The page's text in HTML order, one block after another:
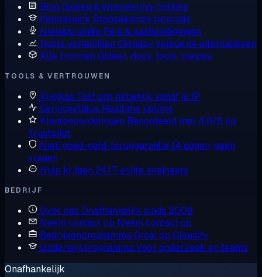
Blog Gidsen & engineering-notities
Kennisbank Stapsgewijze tutorials
Nieuwsruimte Pers & aankondigingen
Hosts vergelijken Cloudzy versus de alternatieven
Alle bronnen Gidsen, docs, tools, nieuws
TOOLS & VERTROUWEN
Kijkglas Test ons netwerk vanaf je IP
Servicestatus Realtime uptime
Klantbeoordelingen Beoordeeld met 4,6/5 op
Trustpilot
Niet-goed-geld-teruggarantie14 dagen, geen
vragen
Hulp krijgen 24/7, echte engineers
BEDRIJF
Over ons Onafhankelijk sinds 2008
Neem contact op Neem contact op
BedrijvenprogrammaGroei op Cloudzy
OnderwijsprogrammaVoor onderzoek en teams
Onafhankelijk